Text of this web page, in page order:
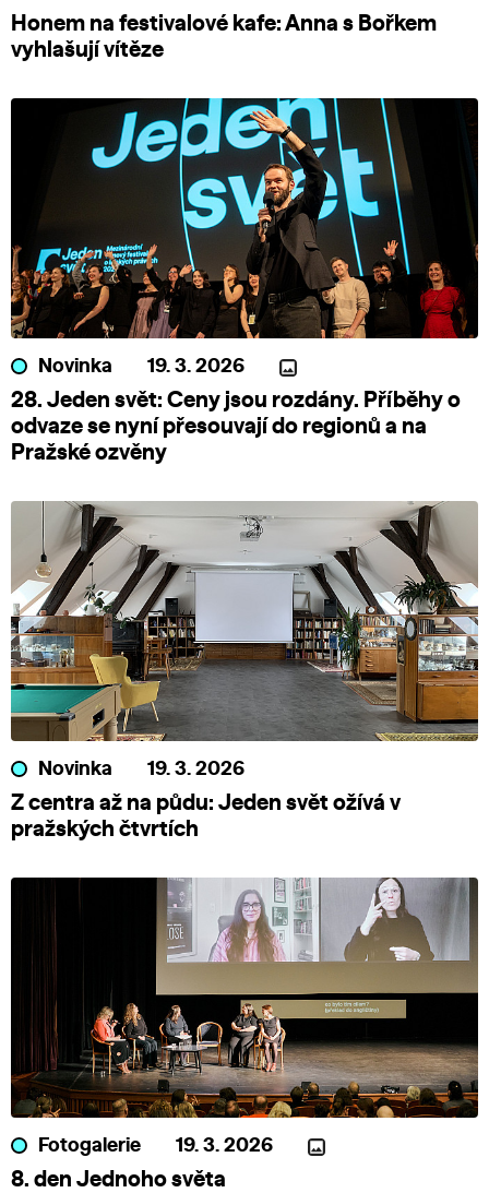
Honem na festivalové kafe: Anna s Bořkem
vyhlašují vítěze
Novinka 19. 3. 2026
28. Jeden svět: Ceny jsou rozdány. Příběhy o
odvaze se nyní přesouvají do regionů a na
Pražské ozvěny
Novinka 19. 3. 2026
Z centra až na půdu: Jeden svět ožívá v
pražských čtvrtích
Fotogalerie 19. 3. 2026
8. den Jednoho světa